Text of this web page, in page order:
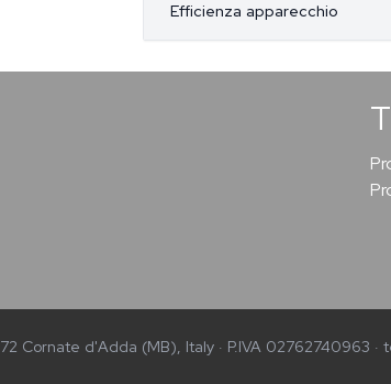
Efficienza apparecchio
Cornate d'Adda (MB), Italy · P.IVA 02762740963 ·